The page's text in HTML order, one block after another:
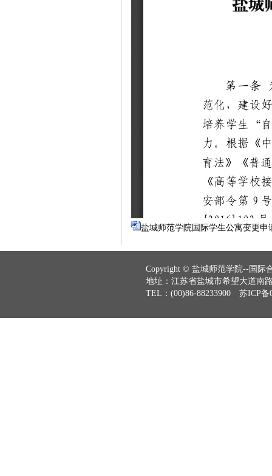
盐城师范学院国际学生公寓变更申
Copyright © 盐城师范学院--国际
地址：江苏省盐城市希望大道南
TEL：(00)86-88233900 苏ICP备